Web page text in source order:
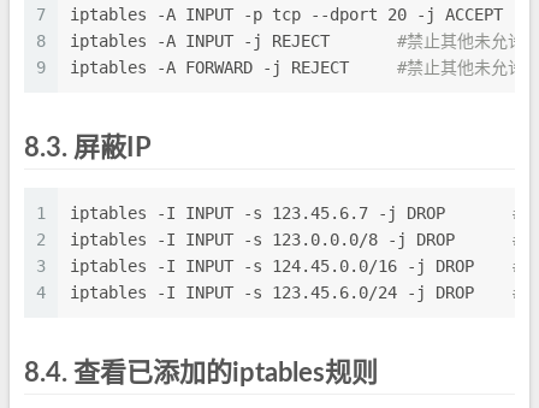
7
8
9
iptables -A INPUT -p tcp --dport 20 -j
iptables -A INPUT -j REJECT #禁止其他未允许
iptables -A FORWARD -j REJECT #禁止其他未允许
8.3. 屏蔽IP
1
2
3
4
iptables -I INPUT -s 123.45.6.7 -j DROP #
iptables -I INPUT -s 123.0.0.0/8 -j DROP #
iptables -I INPUT -s 124.45.0.0/16 -j DROP #
iptables -I INPUT -s 123.45.6.0/24 -j DROP #
8.4. 查看已添加的iptables规则